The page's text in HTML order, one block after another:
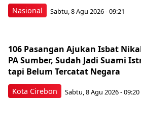
Nasional Sabtu, 8 Agu 2026 - 09:21
Kota Cirebon
106 Pasangan Ajukan Isbat
PA Sumber, Sudah Jadi Suami
tapi Belum Tercatat Negara
Sabtu, 8 Agu 2026 - 09:20